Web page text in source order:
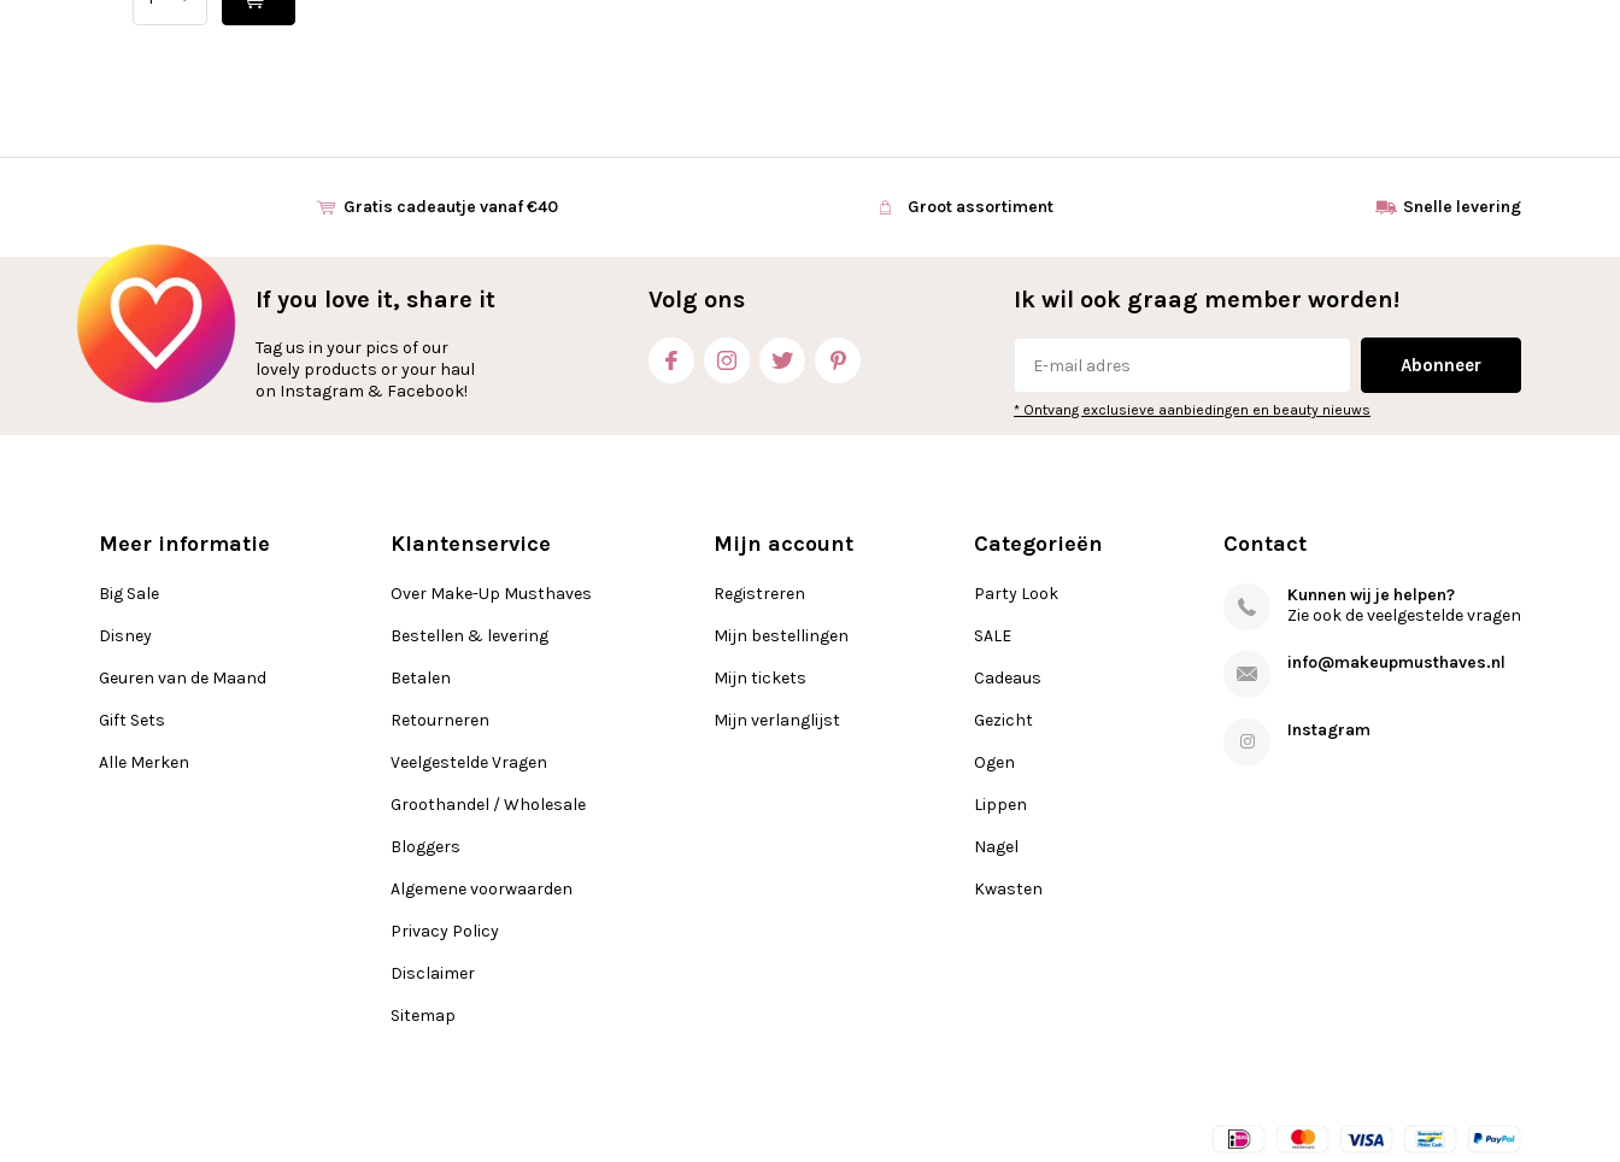
Gratis cadeautje vanaf €40 Groot assortiment Snelle levering
If you love it, share it
Tag us in your pics of our
lovely products or your haul
on Instagram & Facebook!
Volg ons Ik wil ook graag member worden!
Abonneer
* Ontvang exclusieve aanbiedingen en beauty nieuws
Meer informatie
Big Sale
Disney
Geuren van de Maand
Gift Sets
Alle Merken
Klantenservice
Over Make-Up Musthaves
Bestellen & levering
Betalen
Retourneren
Veelgestelde Vragen
Groothandel / Wholesale
Bloggers
Algemene voorwaarden
Privacy Policy
Disclaimer
Sitemap
Mijn account
Registreren
Mijn bestellingen
Mijn tickets
Mijn verlanglijst
Categorieën
Party Look
SALE
Cadeaus
Gezicht
Ogen
Lippen
Nagel
Kwasten
Contact
Kunnen wij je helpen?
Zie ook de veelgestelde vragen
info@makeupmusthaves.nl
Instagram